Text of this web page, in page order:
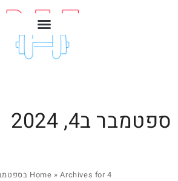
ספטמבר ב4, 2024
Home »Archives for 4 בספטמבר 2024